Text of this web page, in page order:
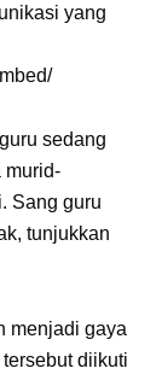
yang
sedang
murid-
Sang guru
tunjukkan
menjadi gaya
diikuti